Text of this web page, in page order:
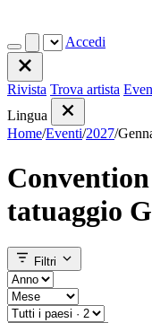
Accedi
Rivista Trova artista
Lingua
Home/Eventi/2027/
tatuaggio
Filtri